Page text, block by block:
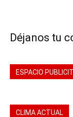
Déjanos tu
ESPACIO
CLIMA ACTUAL